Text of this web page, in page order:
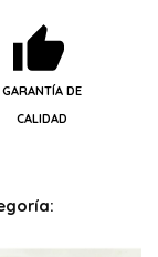
GARANTÍA DE
CALIDAD